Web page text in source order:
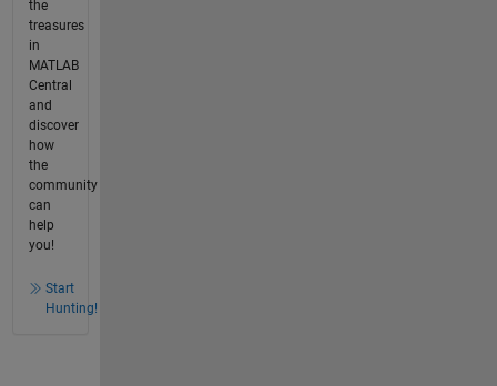
the
treasures
in
MATLAB
Central
and
discover
how
the
community
can
help
you!
Start
Hunting!